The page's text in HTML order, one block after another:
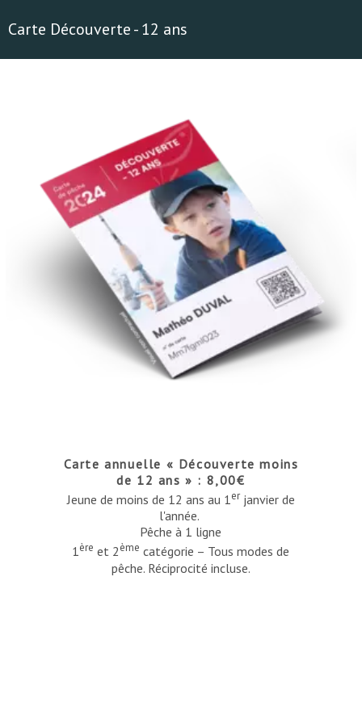
Carte Découverte - 12 ans
Carte annuelle « Découverte moins
de 12 ans » : 8,00€
Jeune de moins de 12 ans au 1erjanvier de
l'année.
Pêche à 1 ligne
1ère et 2ème catégorie – Tous modes de
pêche. Réciprocité incluse.